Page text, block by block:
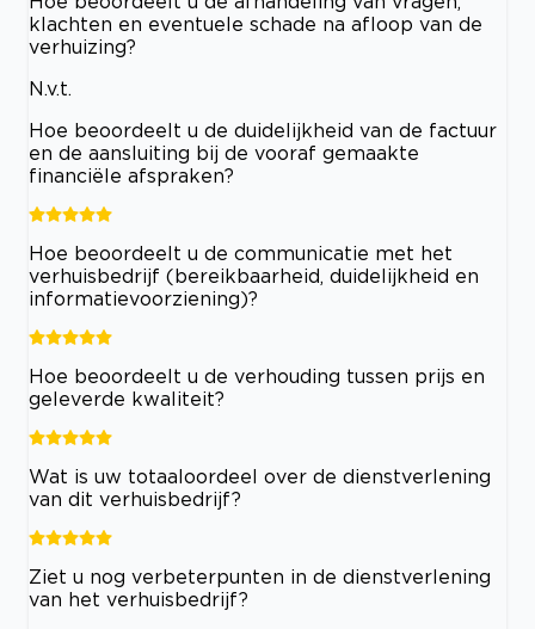
klachten en eventuele schade na afloop van de
verhuizing?
N.v.t.
Hoe beoordeelt u de duidelijkheid van de factuur
en de aansluiting bij de vooraf gemaakte
financiële afspraken?
Hoe beoordeelt u de communicatie met het
verhuisbedrijf (bereikbaarheid, duidelijkheid en
informatievoorziening)?
Hoe beoordeelt u de verhouding tussen prijs en
geleverde kwaliteit?
Wat is uw totaaloordeel over de dienstverlening
van dit verhuisbedrijf?
Ziet u nog verbeterpunten in de dienstverlening
van het verhuisbedrijf?